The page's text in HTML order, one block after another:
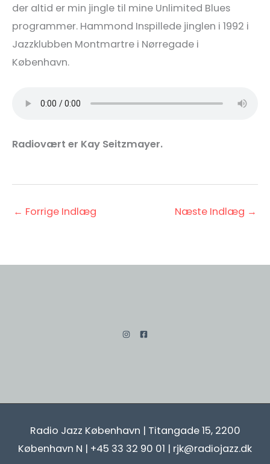
der altid er min jingle til mine Unlimited Blues
programmer. Hammond Inspillede jinglen i 1992 i
Jazzklubben Montmartre i Nørregade i
København.
Radiovært er Kay Seitzmayer.
← Forrige Indlæg Næste Indlæg →
Radio Jazz København | Titangade 15, 2200
København N | +45 33 32 90 01 | rjk@radiojazz.dk